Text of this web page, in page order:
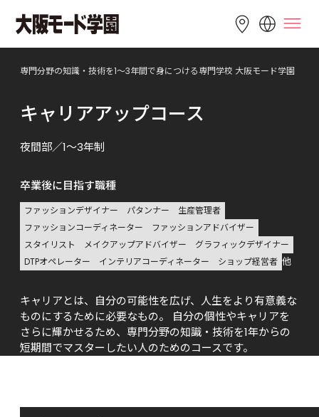
LANGUAGE
専門分野の知識・技術を1～3年間で身につける専門学校 大阪モード学園
キャリアアップコース
夜間部／1～3年制
卒業後に目指す職種
ファッションデザイナー パタンナー
生産管理者
ファッションコーディネーター
ファッションアドバイザー
スタイリスト
メイクアップアドバイザー
グラフィックデザイナー
DTPオペレーター
インテリアコーディネーター ショップ経営者 他
キャリアとは、自分の可能性を広げ、人生をより有意義な
ものにするために必要なもの。 自分の個性やキャリアを
さらに輝かせるため、専門分野の知識・技術を1年からの
短期間でマスターしたい人のためのコースです。